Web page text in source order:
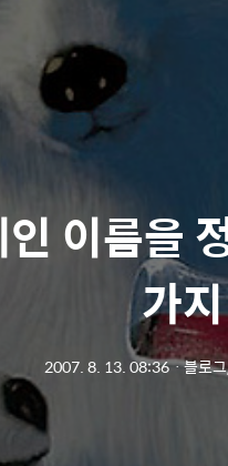
이름을
가지
2007. 8. 13. 08:36ㆍ블로